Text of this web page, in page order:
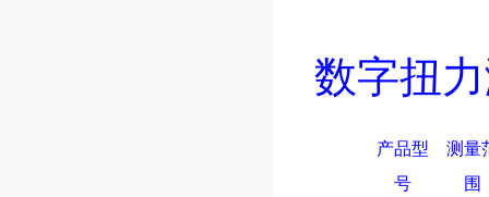
数字扭
产品型
号
测量
围